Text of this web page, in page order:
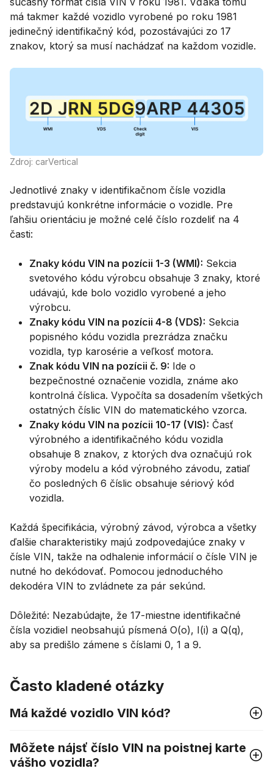
má takmer každé vozidlo vyrobené po roku 1981
jedinečný identifikačný kód, pozostávajúci zo 17
znakov, ktorý sa musí nachádzať na každom vozidle.
Zdroj: carVertical
Jednotlivé znaky v identifikačnom čísle vozidla
predstavujú konkrétne informácie o vozidle. Pre
ľahšiu orientáciu je možné celé číslo rozdeliť na 4
časti:
Znaky kódu VIN na pozícii 1-3 (WMI): Sekcia
svetového kódu výrobcu obsahuje 3 znaky, ktoré
udávajú, kde bolo vozidlo vyrobené a jeho
výrobcu.
Znaky kódu VIN na pozícii 4-8 (VDS): Sekcia
popisného kódu vozidla prezrádza značku
vozidla, typ karosérie a veľkosť motora.
Znak kódu VIN na pozícii č. 9: Ide o
bezpečnostné označenie vozidla, známe ako
kontrolná číslica. Vypočíta sa dosadením všetkých
ostatných číslic VIN do matematického vzorca.
Znaky kódu VIN na pozícii 10-17 (VIS): Časť
výrobného a identifikačného kódu vozidla
obsahuje 8 znakov, z ktorých dva označujú rok
výroby modelu a kód výrobného závodu, zatiaľ
čo posledných 6 číslic obsahuje sériový kód
vozidla.
Každá špecifikácia, výrobný závod, výrobca a všetky
ďalšie charakteristiky majú zodpovedajúce znaky v
čísle VIN, takže na odhalenie informácií o čísle VIN je
nutné ho dekódovať. Pomocou jednoduchého
dekodéra VIN to zvládnete za pár sekúnd.
Dôležité: Nezabúdajte, že 17-miestne identifikačné
čísla vozidiel neobsahujú písmená O(o), I(i) a Q(q),
aby sa predišlo zámene s číslami 0, 1 a 9.
Často kladené otázky
Má každé vozidlo VIN kód?
Môžete nájsť číslo VIN na poistnej karte
vášho vozidla?